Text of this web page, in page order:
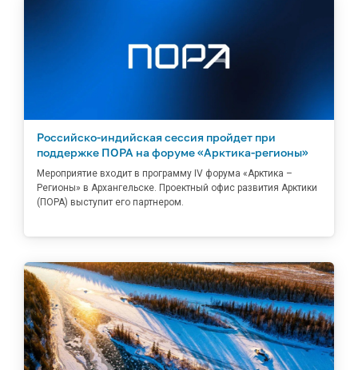
Российско-индийская сессия пройдет при
поддержке ПОРА на форуме «Арктика-регионы»
Мероприятие входит в программу IV форума «Арктика –
Регионы» в Архангельске. Проектный офис развития Арктики
(ПОРА) выступит его партнером.